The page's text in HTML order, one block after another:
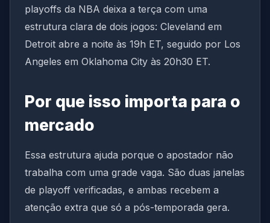
playoffs da NBA deixa a terça com uma
estrutura clara de dois jogos: Cleveland em
Detroit abre a noite às 19h ET, seguido por Los
Angeles em Oklahoma City às 20h30 ET.
Por que isso importa para o
mercado
Essa estrutura ajuda porque o apostador não
trabalha com uma grade vaga. São duas janelas
de playoff verificadas, e ambas recebem a
atenção extra que só a pós-temporada gera.